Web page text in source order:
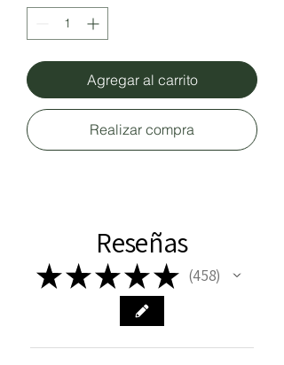
Agregar al carrito
Realizar compra
Reseñas
★★★★★ 458
458